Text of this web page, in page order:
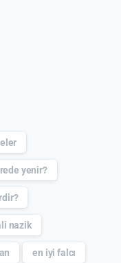
yenir?
nazik
en iyi falcı